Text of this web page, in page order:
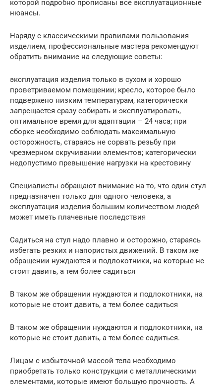
которой подробно прописаны все эксплуатационные
нюансы.
Наряду с классическими правилами пользования
изделием, профессиональные мастера рекомендуют
обратить внимание на следующие советы:
эксплуатация изделия только в сухом и хорошо
проветриваемом помещении; кресло, которое было
подвержено низким температурам, категорически
запрещается сразу собирать и эксплуатировать,
оптимальное время для адаптации – 24 часа; при
сборке необходимо соблюдать максимальную
осторожность, стараясь не сорвать резьбу при
чрезмерном скручивании элементов; категорически
недопустимо превышение нагрузки на крестовину
Специалисты обращают внимание на то, что один стул
предназначен только для одного человека, а
эксплуатация изделия большим количеством людей
может иметь плачевные последствия
Садиться на стул надо плавно и осторожно, стараясь
избегать резких и напористых движений. В таком же
обращении нуждаются и подлокотники, на которые не
стоит давить, а тем более садиться
В таком же обращении нуждаются и подлокотники, на
которые не стоит давить, а тем более садиться
В таком же обращении нуждаются и подлокотники, на
которые не стоит давить, а тем более садиться.
Лицам с избыточной массой тела необходимо
приобретать только конструкции с металлическими
элементами, которые имеют большую прочность. А